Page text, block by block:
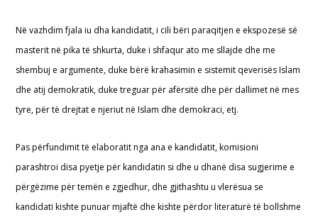
Në vazhdim fjala iu dha kandidatit, i cili bëri paraqitjen e ekspozesë së
masterit në pika të shkurta, duke i shfaqur ato me sllajde dhe me
shembuj e argumente, duke bërë krahasimin e sistemit qeverisës Islam
dhe atij demokratik, duke treguar për afërsitë dhe për dallimet në mes
tyre, për të drejtat e njeriut në Islam dhe demokraci, etj.
Pas përfundimit të elaboratit nga ana e kandidatit, komisioni
parashtroi disa pyetje për kandidatin si dhe u dhanë disa sugjerime e
përgëzime për temën e zgjedhur, dhe gjithashtu u vlerësua se
kandidati kishte punuar mjaftë dhe kishte përdor literaturë të bollshme